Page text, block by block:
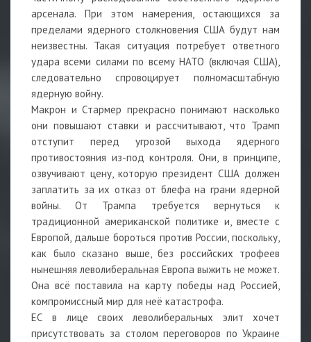
арсенала. При этом намерения, остающихся за
пределами ядерного столкновения США будут нам
неизвестны. Такая ситуация потребует ответного
удара всеми силами по всему НАТО (включая США),
следовательно спровоцирует полномасштабную
ядерную войну.
Макрон и Стармер прекрасно понимают насколько
они повышают ставки и рассчитывают, что Трамп
отступит перед угрозой выхода ядерного
противостояния из-под контроля. Они, в принципе,
озвучивают цену, которую президент США должен
заплатить за их отказ от блефа на грани ядерной
войны. От Трампа требуется вернуться к
традиционной американской политике и, вместе с
Европой, дальше бороться против России, поскольку,
как было сказано выше, без российских трофеев
нынешняя леволиберальная Европа выжить не может.
Она всё поставила на карту победы над Россией,
компромиссный мир для неё катастрофа.
ЕС в лице своих леволиберальных элит хочет
присутствовать за столом переговоров по Украине